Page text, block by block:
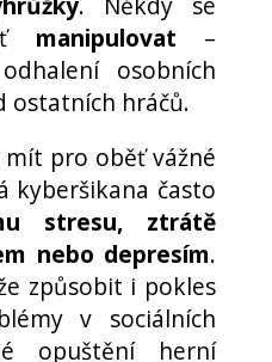
manipulovat –
osobních
ostatních hráčů.
mít pro oběť vážné
kyberšikana často
stresu, ztrátě
nebo depresím.
způsobit i pokles
v sociálních
opuštění herní